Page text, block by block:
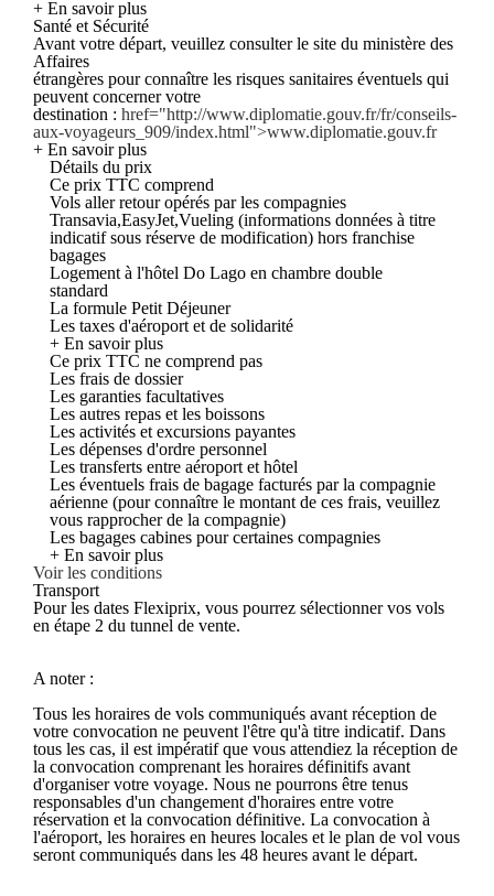
+ En savoir plus
Santé et Sécurité
Avant votre départ, veuillez consulter le site du ministère des
Affaires
étrangères pour connaître les risques sanitaires éventuels qui
peuvent concerner votre
destination : href="http://www.diplomatie.gouv.fr/fr/conseils-
aux-voyageurs_909/index.html">www.diplomatie.gouv.fr
+ En savoir plus
Détails du prix
Ce prix TTC comprend
Vols aller retour opérés par les compagnies
Transavia,EasyJet,Vueling (informations données à titre
indicatif sous réserve de modification) hors franchise
bagages
Logement à l'hôtel Do Lago en chambre double
standard
La formule Petit Déjeuner
Les taxes d'aéroport et de solidarité
+ En savoir plus
Ce prix TTC ne comprend pas
Les frais de dossier
Les garanties facultatives
Les autres repas et les boissons
Les activités et excursions payantes
Les dépenses d'ordre personnel
Les transferts entre aéroport et hôtel
Les éventuels frais de bagage facturés par la compagnie
aérienne (pour connaître le montant de ces frais, veuillez
vous rapprocher de la compagnie)
Les bagages cabines pour certaines compagnies
+ En savoir plus
Voir les conditions
Transport
Pour les dates Flexiprix, vous pourrez sélectionner vos vols
en étape 2 du tunnel de vente.
A noter :
Tous les horaires de vols communiqués avant réception de
votre convocation ne peuvent l'être qu'à titre indicatif. Dans
tous les cas, il est impératif que vous attendiez la réception de
la convocation comprenant les horaires définitifs avant
d'organiser votre voyage. Nous ne pourrons être tenus
responsables d'un changement d'horaires entre votre
réservation et la convocation définitive. La convocation à
l'aéroport, les horaires en heures locales et le plan de vol vous
seront communiqués dans les 48 heures avant le départ.